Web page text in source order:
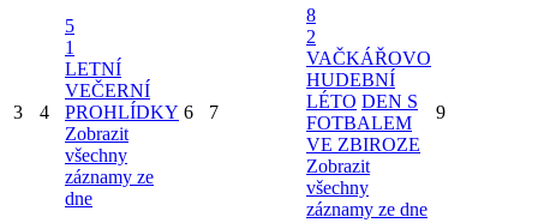
3 4
5
1
LETNÍ
VEČERNÍ
PROHLÍDKY
Zobrazit
všechny
záznamy ze
dne
6 7
8
2
VAČKÁŘOVO
HUDEBNÍ
LÉTO DEN S
FOTBALEM
VE ZBIROZE
Zobrazit
všechny
záznamy ze dne
9